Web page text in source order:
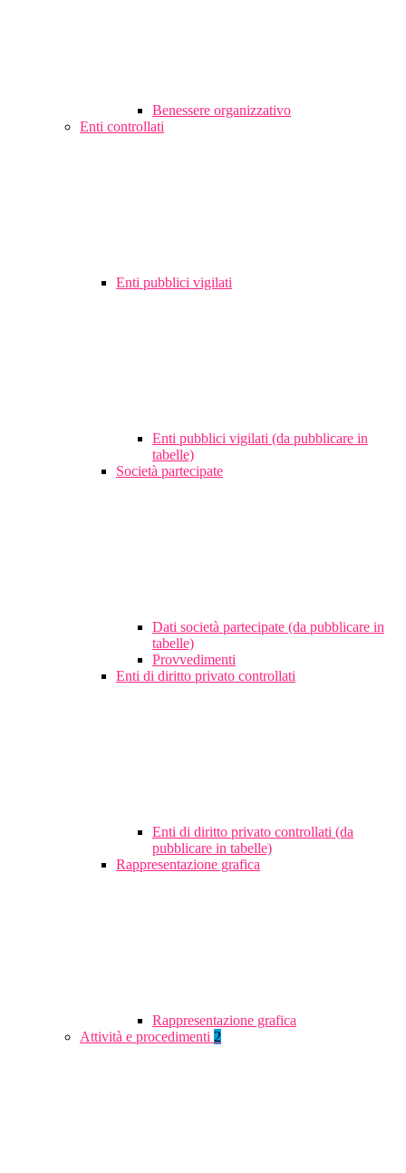
Benessere organizzativo
Enti controllati
Enti pubblici vigilati
Enti pubblici vigilati (da pubblicare in
tabelle)
Società partecipate
Dati società partecipate (da pubblicare in
tabelle)
Provvedimenti
Enti di diritto privato controllati
Enti di diritto privato controllati (da
pubblicare in tabelle)
Rappresentazione grafica
Rappresentazione grafica
Attività e procedimenti 2